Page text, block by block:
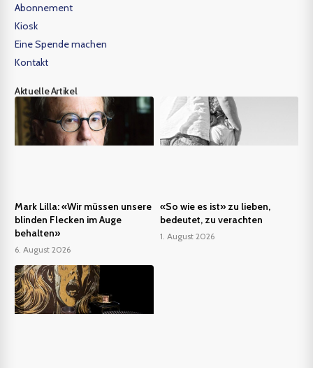
Abonnement
Kiosk
Eine Spende machen
Kontakt
Aktuelle Artikel
Mark Lilla: «Wir müssen unsere
blinden Flecken im Auge
behalten»
6. August 2026
«So wie es ist» zu lieben,
bedeutet, zu verachten
1. August 2026